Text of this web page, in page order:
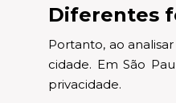
Diferentes
Portanto, ao
cidade. Em São
privacidade.